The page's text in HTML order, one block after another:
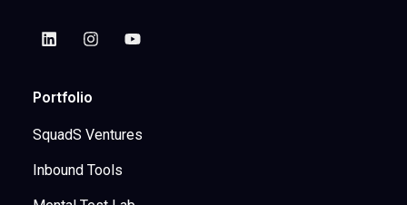
Portfolio
SquadS Ventures
Inbound Tools